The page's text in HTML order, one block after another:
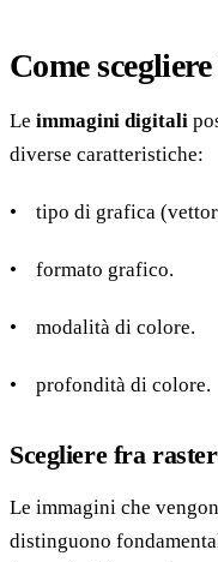
Come
Le immagini digitali
diverse caratteristiche:
• tipo di grafica
• formato grafico.
• modalità di colore.
• profondità di colore.
Scegliere fra
Le immagini che
distinguono